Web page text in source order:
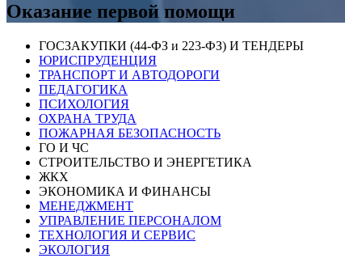
Оказание первой помощи
ГОСЗАКУПКИ (44-ФЗ и 223-ФЗ) И ТЕНДЕРЫ
ЮРИСПРУДЕНЦИЯ
ТРАНСПОРТ И АВТОДОРОГИ
ПЕДАГОГИКА
ПСИХОЛОГИЯ
ОХРАНА ТРУДА
ПОЖАРНАЯ БЕЗОПАСНОСТЬ
ГО И ЧС
СТРОИТЕЛЬСТВО И ЭНЕРГЕТИКА
ЖКХ
ЭКОНОМИКА И ФИНАНСЫ
МЕНЕДЖМЕНТ
УПРАВЛЕНИЕ ПЕРСОНАЛОМ
ТЕХНОЛОГИЯ И СЕРВИС
ЭКОЛОГИЯ